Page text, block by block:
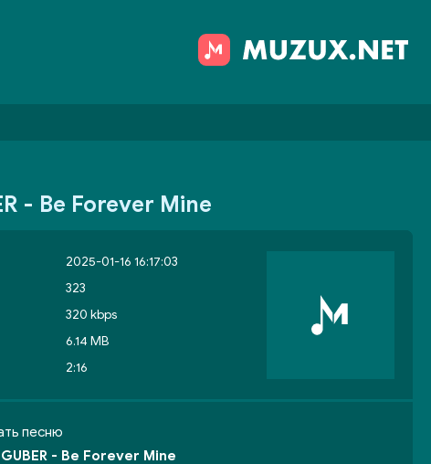
- Be Forever Mine
2025-01-16 16:17:03
323
320 kbps
6.14 MB
2:16
песню
GUBER - Be Forever Mine